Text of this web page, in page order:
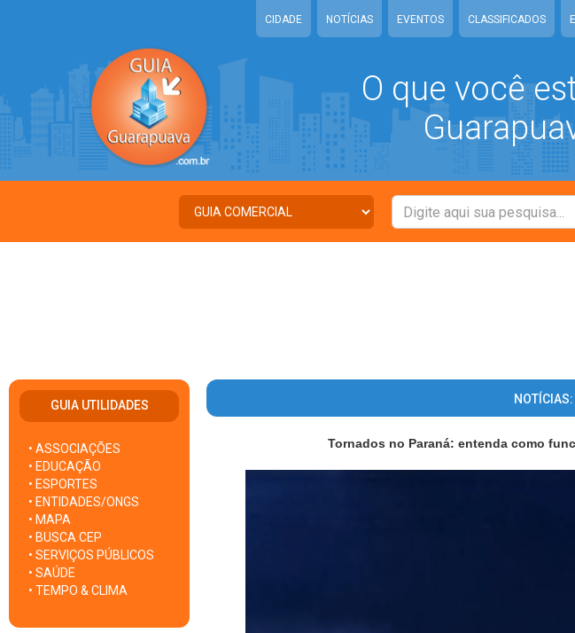
CIDADE NOTÍCIAS EVENTOS CLASSIFICADOS
O que você
GUIA UTILIDADES
• ASSOCIAÇÕES
• EDUCAÇÃO
• ESPORTES
• ENTIDADES/ONGS
• MAPA
• BUSCA CEP
• SERVIÇOS PÚBLICOS
• SAÚDE
• TEMPO & CLIMA
Tornados no Paraná: entenda como